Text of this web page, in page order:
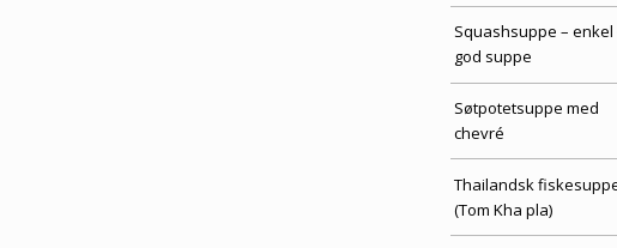
Squashsuppe – enkel
god suppe
Søtpotetsuppe med
chevré
Thailandsk
(Tom Kha pla)